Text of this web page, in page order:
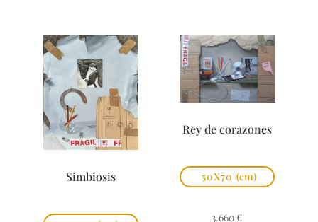
Simbiosis
Rey de corazones
50X70 (cm)
3.660 €